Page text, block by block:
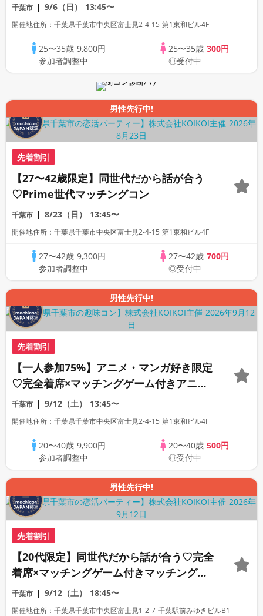
千葉市 9/6（日） 13:45〜
開催地住所：千葉県千葉市中央区富士見2-4-15 第1東和ビル4F
25〜35歳 9,800円
参加者調整中
25〜35歳 300円
◎受付中
男性先行中!
先着割引
【27〜42歳限定】同世代だから話が合う
♡Prime世代マッチングコン
千葉市 8/23（日） 13:45〜
開催地住所：千葉県千葉市中央区富士見2-4-15 第1東和ビル4F
27〜42歳 9,300円
参加者調整中
27〜42歳 700円
◎受付中
男性先行中!
先着割引
【一人参加75%】アニメ・マンガ好き限定
♡完全着席×マッチングゲーム付きアニメ
コン
千葉市 9/12（土） 13:45〜
開催地住所：千葉県千葉市中央区富士見2-4-15 第1東和ビル4F
20〜40歳 9,900円
参加者調整中
20〜40歳 500円
◎受付中
男性先行中!
先着割引
【20代限定】同世代だから話が合う♡完全
着席×マッチングゲーム付きマッチングコ
ン
千葉市 9/12（土） 18:45〜
開催地住所：千葉県千葉市中央区富士見1-2-7 千葉駅前みゆきビルB1